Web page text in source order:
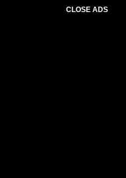
CLOSE ADS